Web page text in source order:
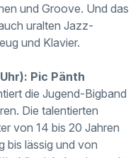
und Groove. Und das
uralten Jazz-
und Klavier.
Pic Pänth
die Jugend-Bigband
Die talentierten
von 14 bis 20 Jahren
bis lässig und von